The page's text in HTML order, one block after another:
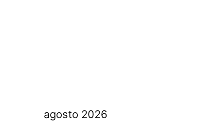
agosto 2026